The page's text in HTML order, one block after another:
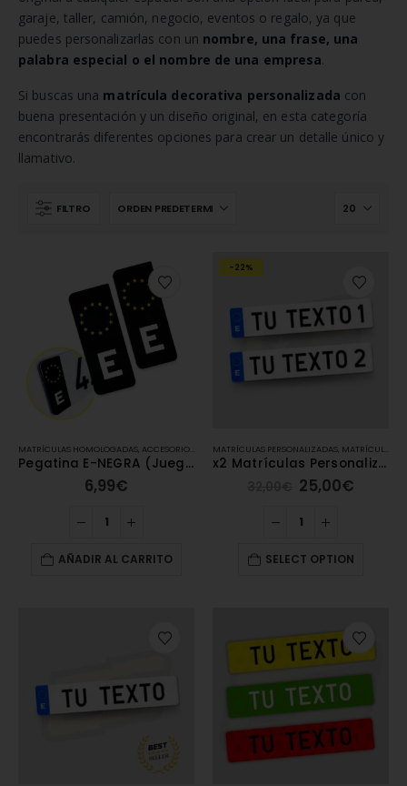
garaje, taller, camión, negocio, eventos o regalo, ya que
puedes personalizarlas con un nombre, una frase, una
palabra especial o el nombre de una empresa.
Si buscas una matrícula decorativa personalizada con
buena presentación y un diseño original, en esta categoría
encontrarás diferentes opciones para crear un detalle único y
llamativo.
FILTRO
MATRÍCULAS HOMOLOGADAS, ACCESORIOS MATRÍCULAS ,MATRÍCULAS ACRÍLICAS,
Pegatina E-NEGRA (Juego de 2 unidades)
6,99€
AÑADIR AL CARRITO
-22%
MATRÍCULAS PERSONALIZADAS, MATRÍCULAS ACRÍLICAS
x2 Matrículas Personalizadas Decorativas Estándar (52×11 cm)
25,00€
SELECT OPTION